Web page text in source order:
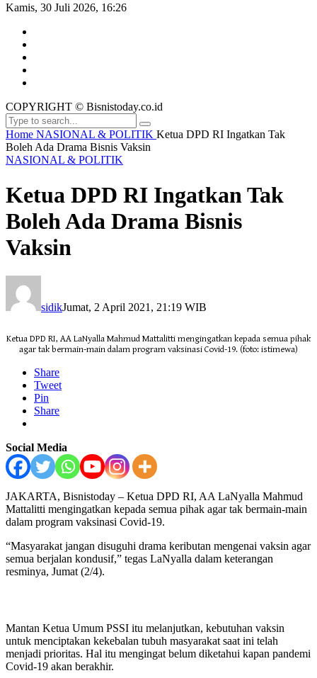
Kamis, 30 Juli 2026, 16:26
COPYRIGHT © Bisnistoday.co.id
Home NASIONAL & POLITIK Ketua DPD RI Ingatkan Tak
Boleh Ada Drama Bisnis Vaksin
NASIONAL & POLITIK
Ketua DPD RI Ingatkan Tak
Boleh Ada Drama Bisnis
Vaksin
sidikJumat, 2 April 2021, 21:19 WIB
Ketua DPD RI, AA LaNyalla Mahmud Mattalitti mengingatkan kepada semua pihak
agar tak bermain-main dalam program vaksinasi Covid-19. (foto: istimewa)
Share
Tweet
Pin
Share
Social Media
JAKARTA, Bisnistoday – Ketua DPD RI, AA LaNyalla Mahmud
Mattalitti mengingatkan kepada semua pihak agar tak bermain-main
dalam program vaksinasi Covid-19.
“Masyarakat jangan disuguhi drama keributan mengenai vaksin agar
semua berjalan kondusif,” tegas LaNyalla dalam keterangan
resminya, Jumat (2/4).
Mantan Ketua Umum PSSI itu melanjutkan, kebutuhan vaksin
untuk menciptakan kekebalan tubuh masyarakat saat ini telah
menjadi prioritas. Hal itu mengingat belum diketahui kapan pandemi
Covid-19 akan berakhir.